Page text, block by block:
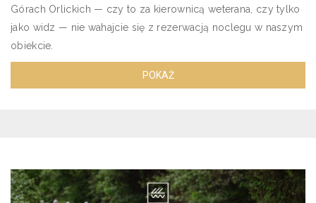
Górach Orlickich — czy to za kierownicą weterana, czy tylko
jako widz — nie wahajcie się z rezerwacją noclegu w naszym
obiekcie.
POKAŻ